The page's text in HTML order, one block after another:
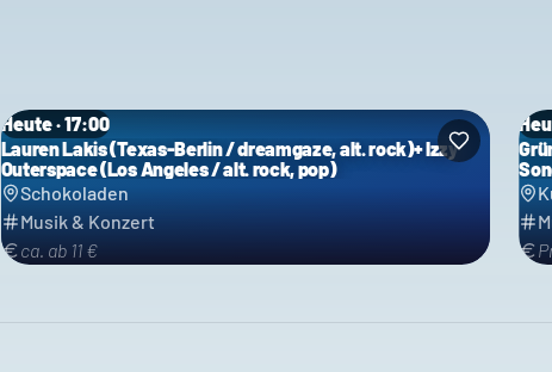
Heute · 17:00
Lauren Lakis (Texas-Berlin / dreamgaze, alt. rock)+ Izzy
Outerspace (Los Angeles / alt. rock, pop)
Schokoladen
Musik & Konzert
ca. ab 11 €